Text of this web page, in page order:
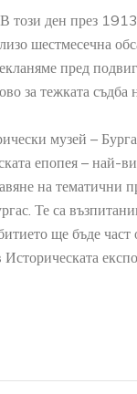
ден през 1913
шестмесечна
пред
за тежката съдба
музей –
епопея – най-
на тематични
Те са
ще бъде